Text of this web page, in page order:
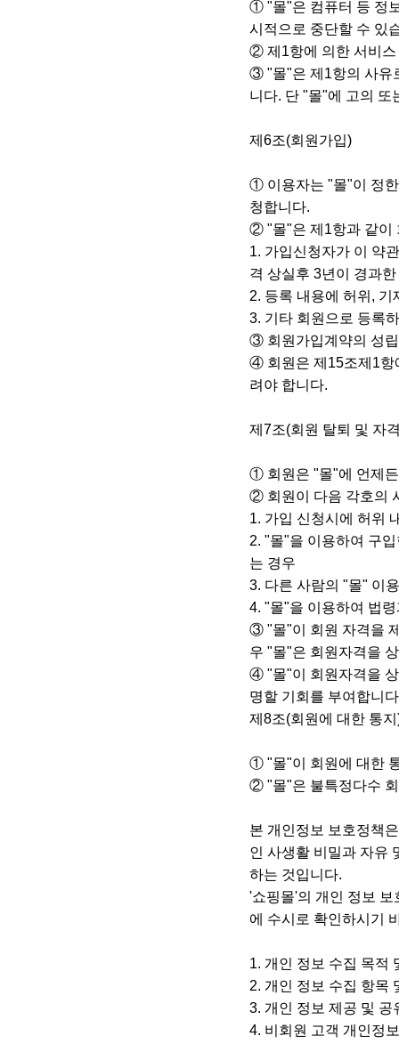
① "몰"은 컴퓨터 등 정
시적으로 중단할 수 있
② 제1항에 의한 서비스
③ "몰"은 제1항의 사유
니다. 단 "몰"에 고의
제6조(회원가입)
① 이용자는 "몰"이 정
청합니다.
② "몰"은 제1항과 같이
1. 가입신청자가 이 약
격 상실후 3년이 경과
2. 등록 내용에 허위,
3. 기타 회원으로 등록
③ 회원가입계약의 성
④ 회원은 제15조제1항
려야 합니다.
제7조(회원 탈퇴 및 자
① 회원은 "몰"에 언제
② 회원이 다음 각호의
1. 가입 신청시에 허위
2. "몰"을 이용하여 구
는 경우
3. 다른 사람의 "몰" 이
4. "몰"을 이용하여 법
③ "몰"이 회원 자격을
우 "몰"은 회원자격을
④ "몰"이 회원자격을
명할 기회를 부여합니
제8조(회원에 대한 통
① "몰"이 회원에 대한
② "몰"은 불특정다수
본 개인정보 보호정책
인 사생활 비밀과 자유
하는 것입니다.
'쇼핑몰'의 개인 정보
에 수시로 확인하시기
1. 개인 정보 수집 목적
2. 개인 정보 수집 항목
3. 개인 정보 제공 및 공
4. 비회원 고객 개인정